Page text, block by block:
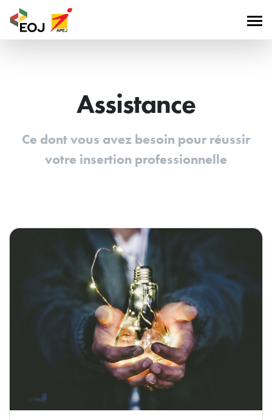
Assistance
Ce dont vous avez besoin pour réussir
votre insertion professionnelle